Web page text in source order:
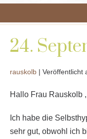
24.
rauskolb | Veröffentlicht
Hallo Frau Rauskolb ,
Ich habe die
sehr gut, obwohl ich